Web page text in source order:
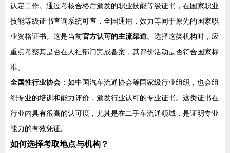
认定工作。通过考核合格后颁发的职业技能等级证书，在国家职业
技能等级证书查询系统可查，全国通用，效力等同于原先的国家职
业资格证书。这是当前官方认可的主流渠道。选择这类机构时，应
重点考察其是否在人社部门完成备案，其评价活动是否符合国家标
准。
全国性行业协会 ：如中国汽车流通协会等国家级行业组织，也会组
织专业的培训和能力评价，颁发行业认可的专业证书。这类证书在
行业内具有很高的认可度，尤其是在二手车流通领域，是证明专业
能力的有效凭证。
如何选择考取地点与机构？